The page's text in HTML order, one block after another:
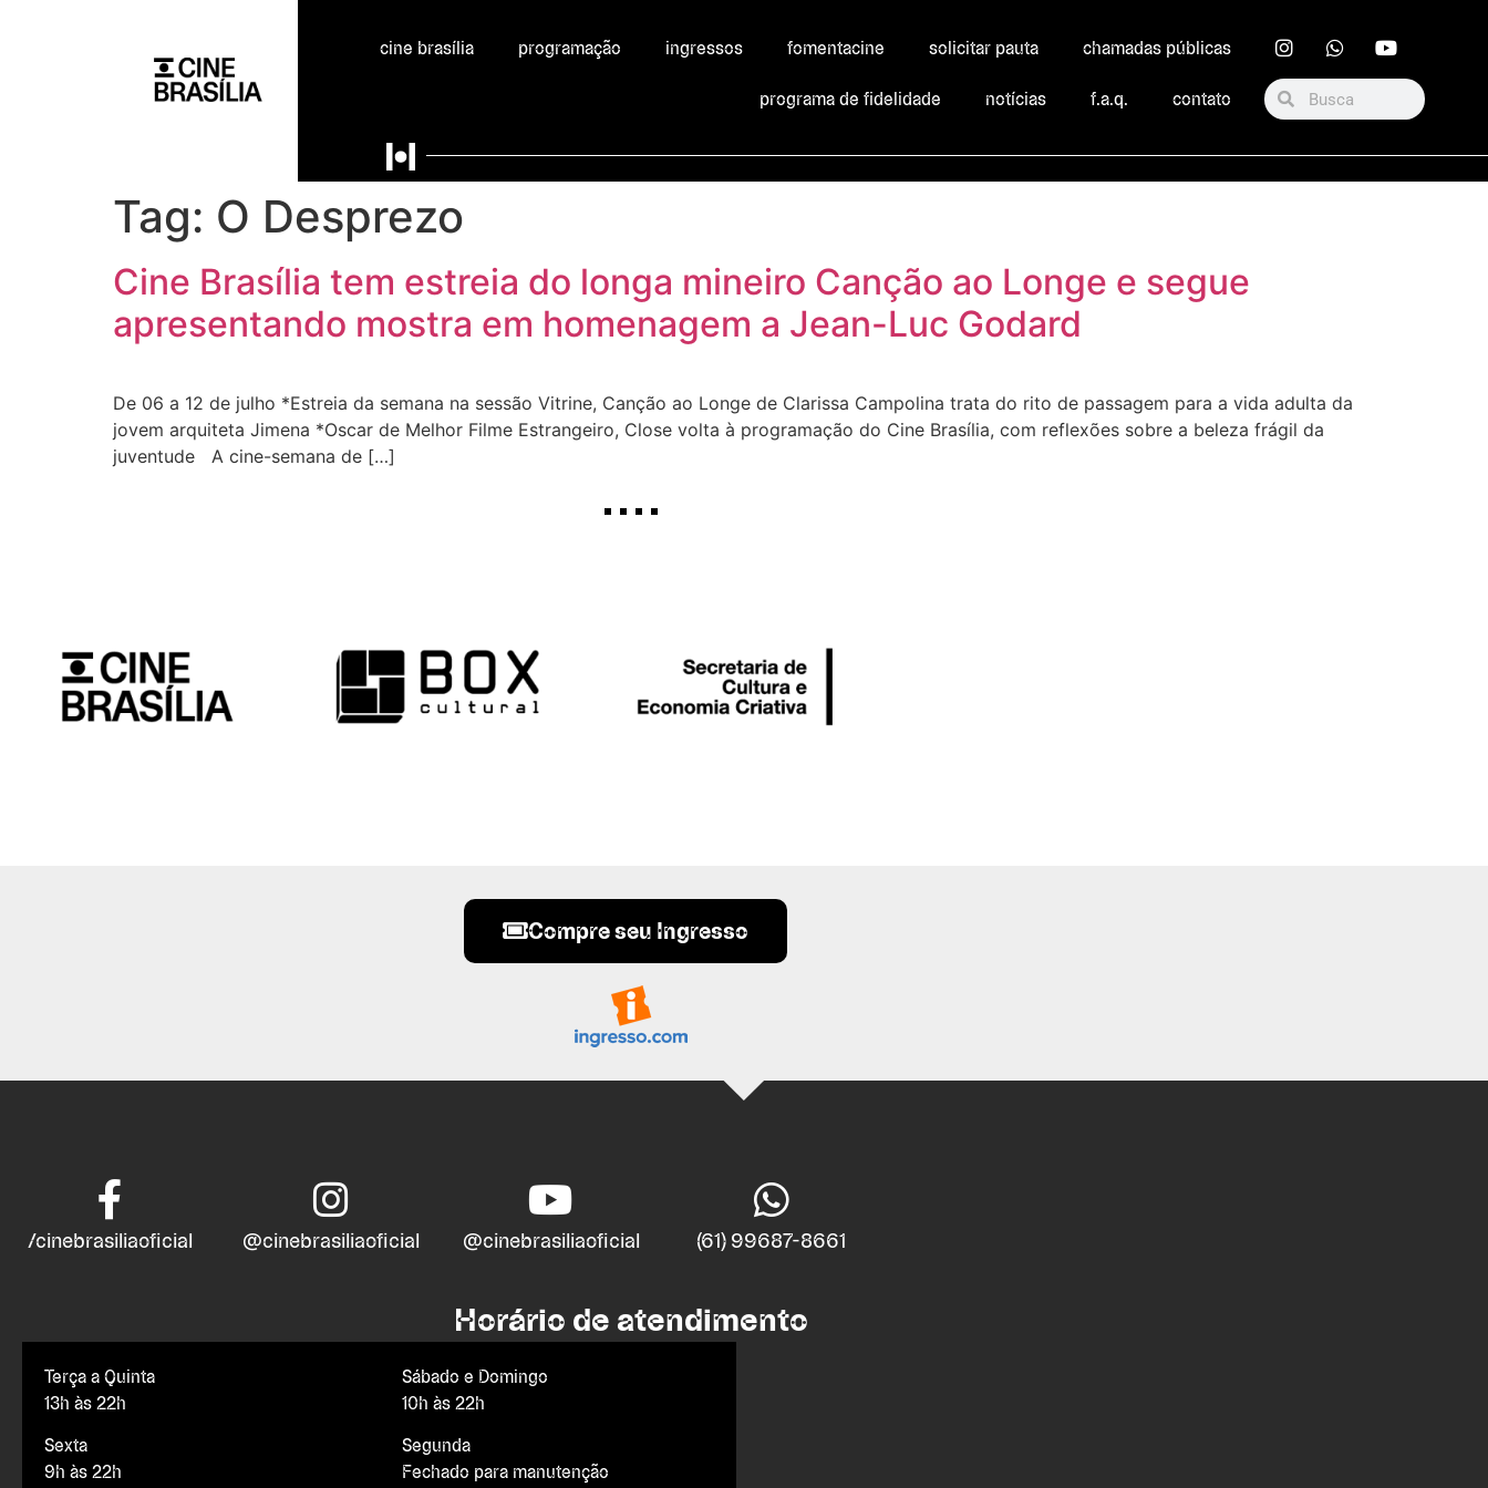
cine brasília programação ingressos fomentacine solicitar pauta chamadas públicas
programa de fidelidade notícias f.a.q. contato
Tag: O Desprezo
Cine Brasília tem estreia do longa mineiro Canção ao Longe e segue
apresentando mostra em homenagem a Jean-Luc Godard
De 06 a 12 de julho *Estreia da semana na sessão Vitrine, Canção ao Longe de Clarissa Campolina trata do rito de passagem para a vida adulta da
jovem arquiteta Jimena *Oscar de Melhor Filme Estrangeiro, Close volta à programação do Cine Brasília, com reflexões sobre a beleza frágil da
juventude A cine-semana de […]
Compre seu Ingresso
/cinebrasiliaoficial @cinebrasiliaoficial @cinebrasiliaoficial (61) 99687-8661
Horário de atendimento
Terça a Quinta
13h às 22h
Sexta
9h às 22h
Sábado e Domingo
10h às 22h
Segunda
Fechado para manutenção